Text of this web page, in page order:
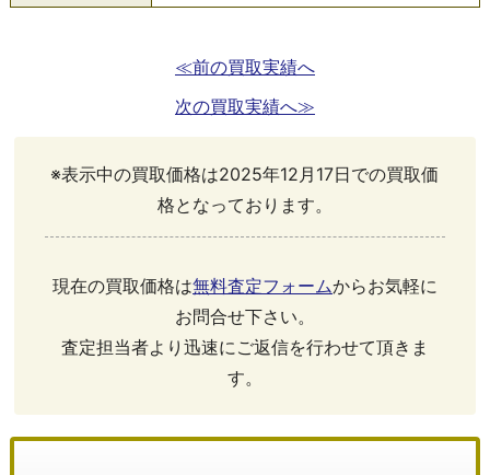
≪前の買取実績へ
次の買取実績へ≫
※表示中の買取価格は2025年12月17日での買取価
格となっております。
現在の買取価格は無料査定フォームからお気軽に
お問合せ下さい。
査定担当者より迅速にご返信を行わせて頂きま
す。